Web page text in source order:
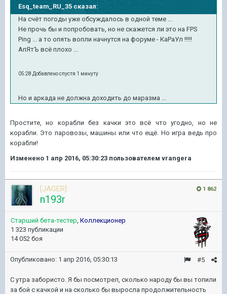
Esq_team_RU_35 сказал:
На счёт погоды уже обсуждалось в одной теме ...
Не прочь бы и попробовать, но не скажется ли это на FPS
Ping ... а то опять вопли начнутся на форуме - КаРаУл !!!!!
АпЯтЪ всё плохо ...
05:28 Добавлено спустя 1 минуту
Но и аркада не должна доходить до маразма ...
Простите, но корабли без качки это всё что угодно, но не
корабли. Это паровозы, машины или что ещё. Но игра ведь про
корабли!
Изменено 1 апр 2016, 05:30:23 пользователем vrangera
1 862
[JAGER]
n193r
Старший бета-тестер, Коллекционер
1 323 публикации
14 052 боя
#5
Опубликовано: 1 апр 2016, 05:30:13
С утра забористо. Я бы посмотрел, сколько народу бы вы топили
за бой с качкой и на сколько бы выросла продолжительность